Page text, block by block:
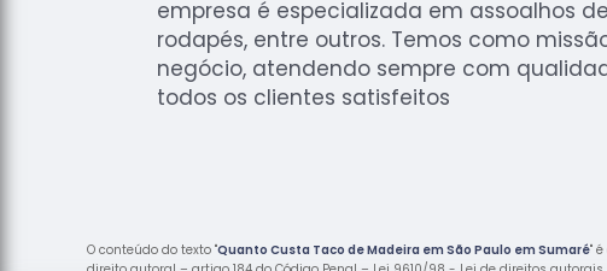
empresa é especializada em assoalhos
rodapés, entre outros. Temos como
negócio, atendendo sempre com
todos os clientes satisfeitos
O conteúdo do texto "Quanto Custa Taco de Madeira em São Paulo em Sumaré"